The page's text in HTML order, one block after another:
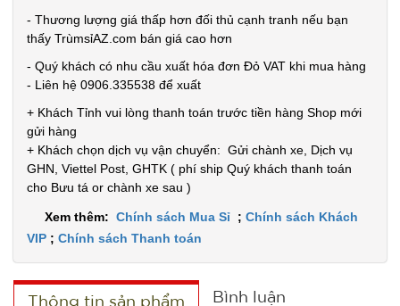
- Thương lượng giá thấp hơn đối thủ cạnh tranh nếu bạn
thấy TrùmsỉAZ.com bán giá cao hơn
- Quý khách có nhu cầu xuất hóa đơn Đỏ VAT khi mua hàng
- Liên hệ 0906.335538 để xuất
+ Khách Tỉnh vui lòng thanh toán trước tiền hàng Shop mới
gửi hàng
+ Khách chọn dịch vụ vận chuyển: Gửi chành xe, Dịch vụ
GHN, Viettel Post, GHTK ( phí ship Quý khách thanh toán
cho Bưu tá or chành xe sau )
Xem thêm: Chính sách Mua Sỉ ; Chính sách Khách
VIP ; Chính sách Thanh toán
Thông tin sản phẩm Bình luận
cổng usb 6
Xanh Lá (
T120 )
SP: